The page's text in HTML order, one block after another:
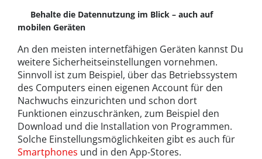
Behalte die Datennutzung im Blick – auch auf
mobilen Geräten
An den meisten internetfähigen Geräten kannst Du
weitere Sicherheitseinstellungen vornehmen.
Sinnvoll ist zum Beispiel, über das Betriebssystem
des Computers einen eigenen Account für den
Nachwuchs einzurichten und schon dort
Funktionen einzuschränken, zum Beispiel den
Download und die Installation von Programmen.
Solche Einstellungsmöglichkeiten gibt es auch für
Smartphones und in den App-Stores.